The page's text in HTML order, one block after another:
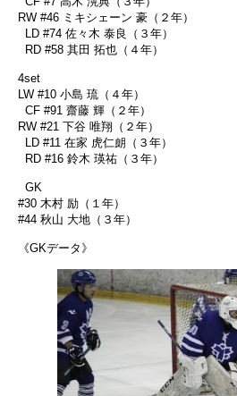
RW #46 ミキシェーン 豪（２年）
LD #74 佐々木 泰良（３年）
RD #58 其田 拓也（４年）
4set
LW #10 小島 琉（４年）
CF #91 齋藤 輝（２年）
RW #21 下谷 唯翔（２年）
LD #11 在家 虎仁朗（３年）
RD #16 鈴木 瑛祐（３年）
GK
#30 木村 励（１年）
#44 秋山 大地（３年）
《GKデータ》